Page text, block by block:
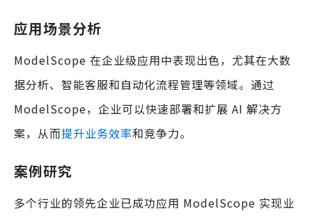
应用场景分析
ModelScope 在企业级应用中表现出色，尤其在大数
据分析、智能客服和自动化流程管理等领域。通过
ModelScope，企业可以快速部署和扩展 AI 解决方
案，从而提升业务效率和竞争力。
案例研究
多个行业的领先企业已成功应用 ModelScope 实现业